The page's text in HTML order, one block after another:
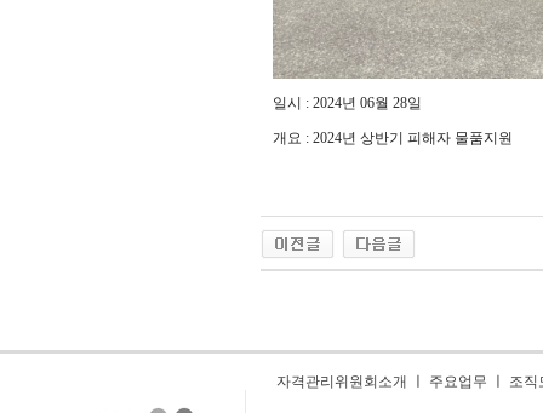
일시 : 2024년 06월 28일
개요 : 2024년 상반기 피해자 물품지원
자격관리위원회소개 주요업무 조직